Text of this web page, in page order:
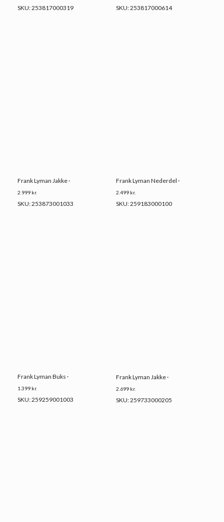
SKU: 253817000319 SKU: 253817000614
Frank Lyman Jakke ·
2.999 kr.
SKU: 253873001033
Frank Lyman Nederdel ·
2.499 kr.
SKU: 259183000100
Frank Lyman Buks ·
1.399 kr.
SKU: 259259001003
Frank Lyman Jakke ·
2.699 kr.
SKU: 259733000205